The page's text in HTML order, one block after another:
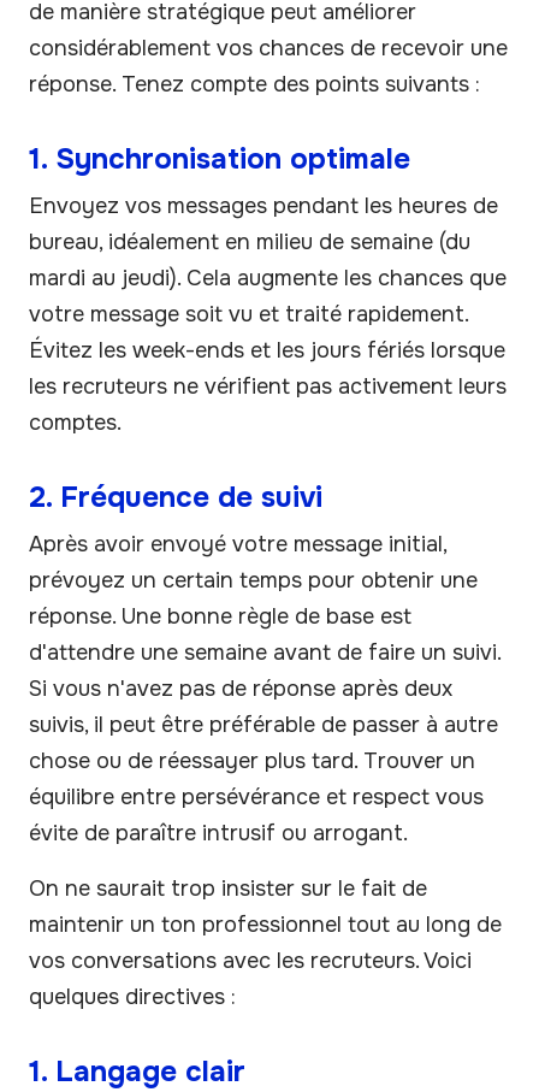
de manière stratégique peut améliorer
considérablement vos chances de recevoir une
réponse. Tenez compte des points suivants :
1. Synchronisation optimale
Envoyez vos messages pendant les heures de
bureau, idéalement en milieu de semaine (du
mardi au jeudi). Cela augmente les chances que
votre message soit vu et traité rapidement.
Évitez les week-ends et les jours fériés lorsque
les recruteurs ne vérifient pas activement leurs
comptes.
2. Fréquence de suivi
Après avoir envoyé votre message initial,
prévoyez un certain temps pour obtenir une
réponse. Une bonne règle de base est
d'attendre une semaine avant de faire un suivi.
Si vous n'avez pas de réponse après deux
suivis, il peut être préférable de passer à autre
chose ou de réessayer plus tard. Trouver un
équilibre entre persévérance et respect vous
évite de paraître intrusif ou arrogant.
On ne saurait trop insister sur le fait de
maintenir un ton professionnel tout au long de
vos conversations avec les recruteurs. Voici
quelques directives :
1. Langage clair